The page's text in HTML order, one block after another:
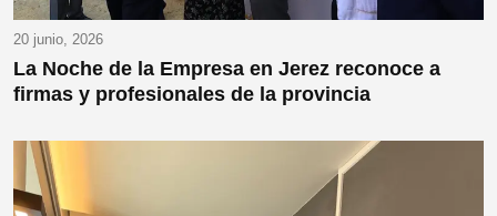
20 junio, 2026
La Noche de la Empresa en Jerez reconoce a
firmas y profesionales de la provincia